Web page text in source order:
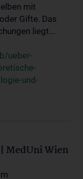
mit
Gifte. Das
liegt...
ueber-
und-
MedUni Wien